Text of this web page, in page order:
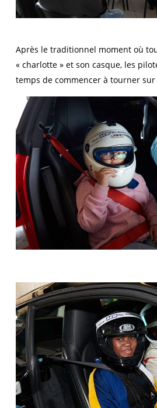
Après le traditionnel moment où
« charlotte » et son casque, les
temps de commencer à tourner